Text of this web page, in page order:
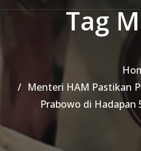
Tag
Menteri HAM Pastikan
Prabowo di Hadapan